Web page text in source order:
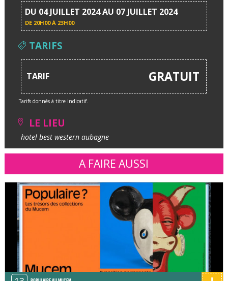
DU 04 JUILLET 2024 AU 07 JUILLET 2024
DE 20H00 À 23H00
TARIFS
TARIF GRATUIT
Tarifs donnés à titre indicatif.
LE LIEU
hotel best western aubagne
A FAIRE AUSSI